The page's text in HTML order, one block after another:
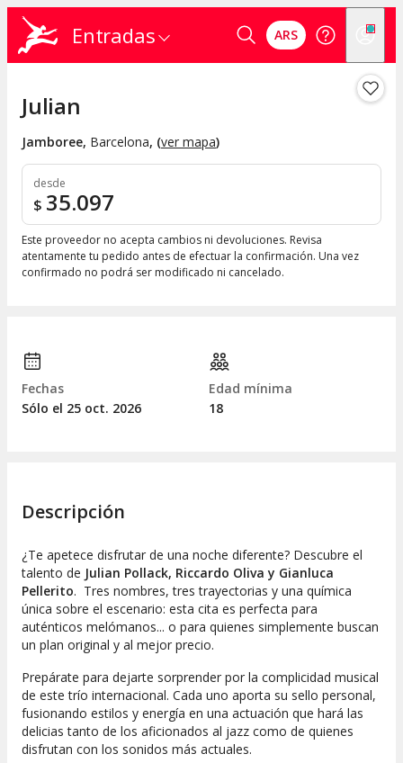
Entradas ARS
Julian
Jamboree, Barcelona, (ver mapa)
desde
$ 35.097
Este proveedor no acepta cambios ni devoluciones. Revisa
atentamente tu pedido antes de efectuar la confirmación. Una vez
confirmado no podrá ser modificado ni cancelado.
Fechas
Sólo el 25 oct. 2026
Edad mínima
18
Descripción
¿Te apetece disfrutar de una noche diferente? Descubre el
talento de Julian Pollack, Riccardo Oliva y Gianluca
Pellerito. Tres nombres, tres trayectorias y una química
única sobre el escenario: esta cita es perfecta para
auténticos melómanos... o para quienes simplemente buscan
un plan original y al mejor precio.
Prepárate para dejarte sorprender por la complicidad musical
de este trío internacional. Cada uno aporta su sello personal,
fusionando estilos y energía en una actuación que hará las
delicias tanto de los aficionados al jazz como de quienes
disfrutan con los sonidos más actuales.